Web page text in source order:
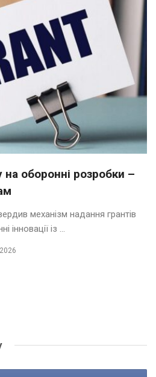
оборонні розробки –
механізм надання грантів
інновації із ...